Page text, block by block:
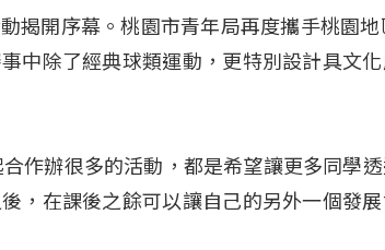
揭開序幕。桃園市青年局再度攜手桃園地
中除了經典球類運動，更特別設計具文
作辦很多的活動，都是希望讓更多同學
，在課後之餘可以讓自己的另外一個發